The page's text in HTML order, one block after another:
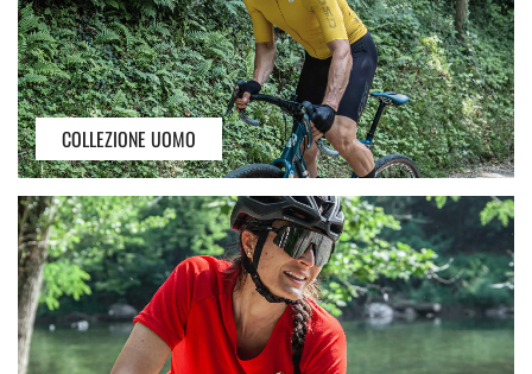
COLLEZIONE UOMO